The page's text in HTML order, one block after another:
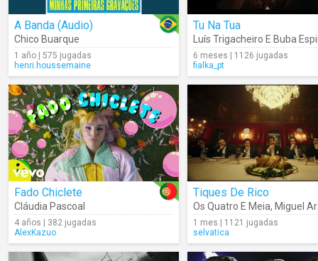
A Banda (Audio)
Chico Buarque
1 año | 575 jugadas
henri.houssemaine
Tu Na Tua
Luís Trigacheiro E Buba
6 meses | 1126 jugadas
fialka_pt
Fado Chiclete
Cláudia Pascoal
4 años | 382 jugadas
AlexKazuo
Tiques De Rico
Os Quatro E Meia, Miguel
1 mes | 1121 jugadas
selvatica